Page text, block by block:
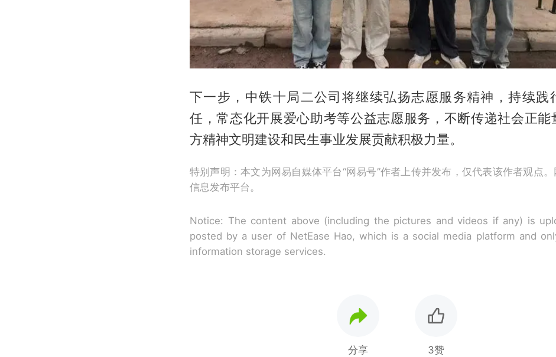
下一步，中铁十局二公司将继续弘扬志愿服务精神，持续践
任，常态化开展爱心助考等公益志愿服务，不断传递社会正能
方精神文明建设和民生事业发展贡献积极力量。
特别声明：本文为网易自媒体平台“网易号”作者上传并发布，仅代表该作者观点
信息发布平台。
Notice: The content above (including the pictures and videos if any) is
posted by a user of NetEase Hao, which is a social media platform and
information storage services.
分享 3赞